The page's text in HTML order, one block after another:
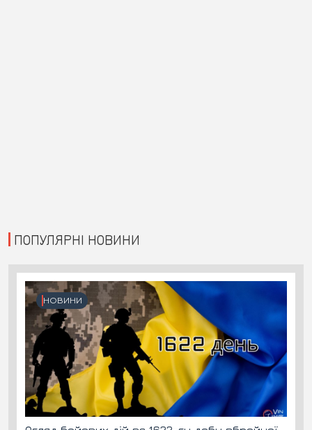
ПОПУЛЯРНІ НОВИНИ
НОВИНИ